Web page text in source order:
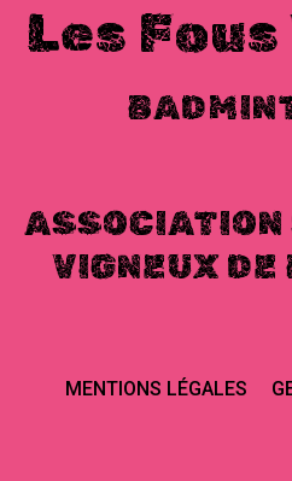
Les
VIGNEUX DE
MENTIONS LÉGALES